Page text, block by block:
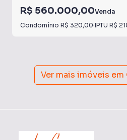
R$ 560.000,00Venda
Condomínio R$ 320,00·IPTU R$
Ver mais imóveis em